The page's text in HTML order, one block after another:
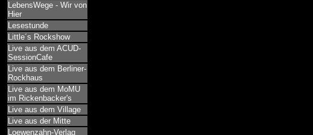
LebensWege - Wir von
Hier
Lesestunde
Little´s Rockshow
Live aus dem ACUD-
SessionCafe
Live aus dem Berliner-
Rockhaus
Live aus dem MoMU
im Rickenbacker's
Live aus dem Village
Live aus der Mitte
Loewenzahn-Verlag